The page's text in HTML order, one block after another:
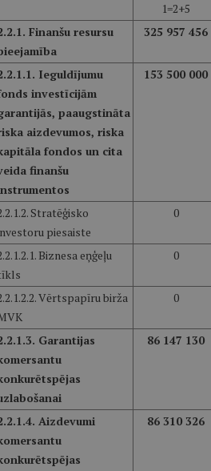
1=2+5
Finanšu resursu
325 957 456
Ieguldījumu
investīcijām
paaugstināta
aizdevumos, riska
fondos un cita
finanšu
153 500 000
Stratēģisko
piesaiste
0
Biznesa eņģeļu
0
Vērtspapīru birža
0
Garantijas
86 147 130
Aizdevumi
86 310 326